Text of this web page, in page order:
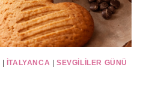
| İTALYANCA |SEVGILILER GÜNÜ